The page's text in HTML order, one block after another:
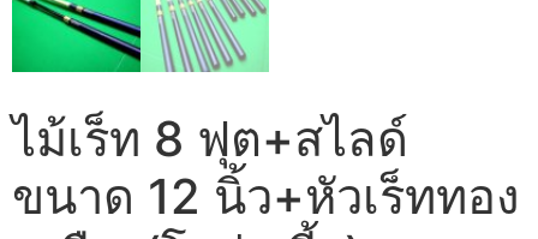
ไม้เร็ท 8 ฟุต+สไลด์
ขนาด 12 นิ้ว+หัวเร็ททอง